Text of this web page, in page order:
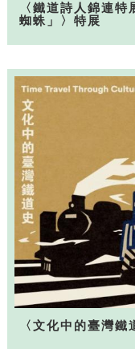
〈鐵道詩人錦連
蜘蛛」〉特展
〈文化中的臺灣鐵